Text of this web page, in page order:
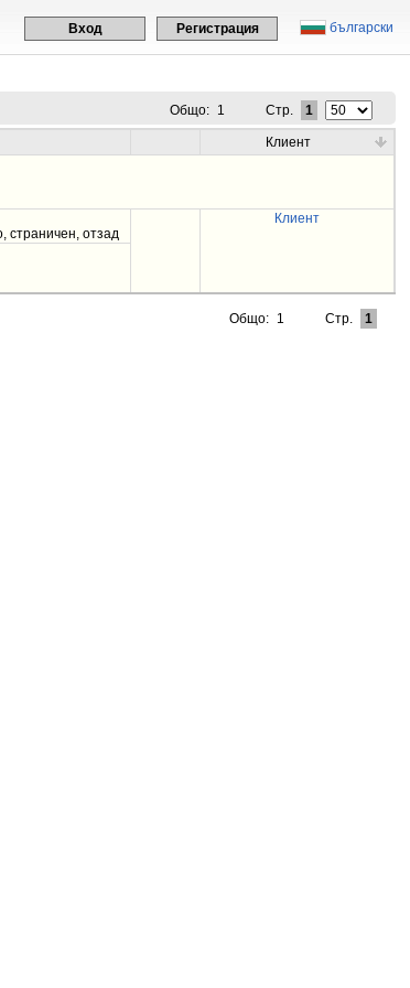
български
Вход Регистрация
Общо: 1 Стр. 1
Клиент
страничен, отзад
Клиент
Общо: 1 Стр. 1